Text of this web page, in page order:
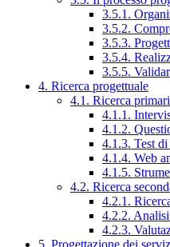
3.5.1.
3.5.2.
3.5.3.
3.5.4.
3.5.5.
4. Ricerca progettuale
4.1. Ricerca
4.1.1.
4.1.2.
4.1.3. Test
4.1.4. Web
4.1.5.
4.2. Ricerca
4.2.1.
4.2.2.
4.2.3.
5. Progettazione dei